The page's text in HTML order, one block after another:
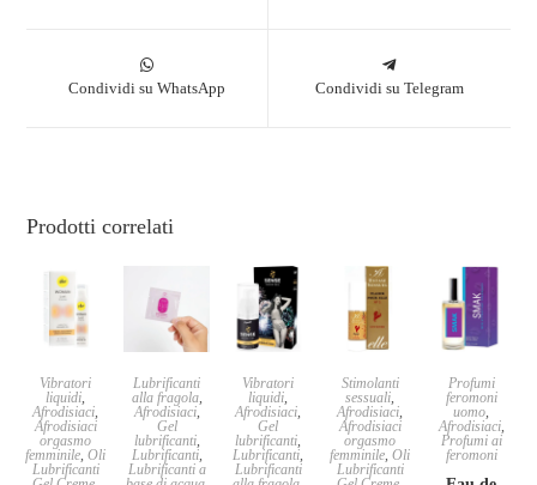
Condividi su WhatsApp Condividi su Telegram
Prodotti correlati
Vibratori
liquidi,
Afrodisiaci,
Afrodisiaci
orgasmo
femminile,Oli
Lubrificanti
Lubrificanti
alla fragola,
Afrodisiaci,
Gel
lubrificanti,
Lubrificanti,
Lubrificanti a
Vibratori
liquidi,
Afrodisiaci,
Gel
lubrificanti,
Lubrificanti,
Lubrificanti
Stimolanti
sessuali,
Afrodisiaci,
Afrodisiaci
orgasmo
femminile,Oli
Lubrificanti
Profumi
feromoni
uomo,
Afrodisiaci,
Profumi ai
feromoni